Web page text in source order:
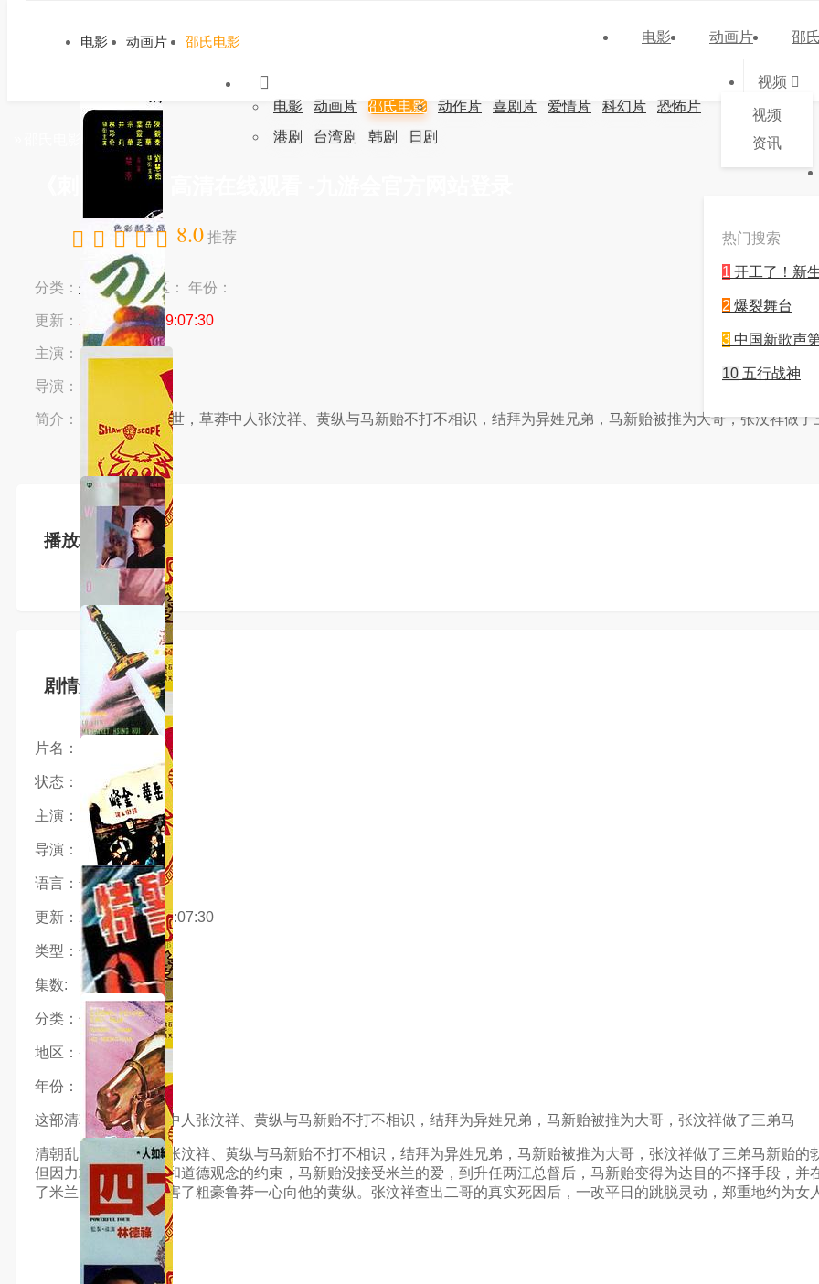
电影 动画片 邵氏电影 电影 动画片 邵
电影 动画片 邵氏电影 动作片 喜剧片 爱情片 科幻片
恐怖片
港剧
台湾剧 韩剧 日剧
视频
视频
资讯
热门搜索
1 开工了！新
2 爆裂舞台
3 中国新歌声
10 五行战神
刺马1973
《刺马1973》高清在线观看 -九游会官方网站登录
8.0 推荐
分类： 邵氏电影 地区： 年份：
更新： 2024-03-16 19:07:30
主演： 井莉
导演：
简介： 简介：清朝乱世，草莽中人张汶祥、黄纵与马新贻不打不相识，结拜为异姓兄弟，马新贻被推为大哥，张汶祥做了
播放地址
剧情介绍
片名：
状态：hd
主演：井莉
导演：
语言：普通话
更新：2024-03-16 19:07:30
类型：邵氏电影
集数:
分类：邵氏电影
地区：香港
年份：1973
这部清朝乱世，草莽中人张汶祥、黄纵与马新贻不打不相识，结拜为异姓兄弟，马新贻被推为大哥，张汶祥做了三弟马
清朝乱世，草莽中人张汶祥、黄纵与马新贻不打不相识，结拜为异姓兄弟，马新贻被推为大哥，张汶祥做了三弟马新贻的
但因力求上进的雄心和道德观念的约束，马新贻没接受米兰的爱，到升任两江总督后，马新贻变得为达目的不择手段，并
了米兰，同时设计杀害了粗豪鲁莽一心向他的黄纵。张汶祥查出二哥的真实死因后，一改平日的跳脱灵动，郑重地约为女